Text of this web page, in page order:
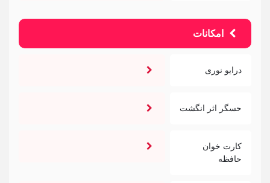
امکانات
درایو نوری
حسگر اثر انگشت
کارت خوان
حافظه